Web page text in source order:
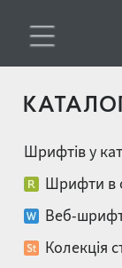
Шрифтів у
Шрифти в
Веб-
Колекція